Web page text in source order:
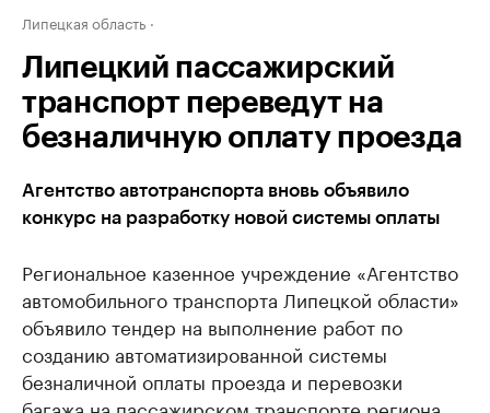
Липецкая область
Липецкий пассажирский
транспорт переведут на
безналичную оплату проезда
Агентство автотранспорта вновь объявило
конкурс на разработку новой системы оплаты
Региональное казенное учреждение «Агентство
автомобильного транспорта Липецкой области»
объявило тендер на выполнение работ по
созданию автоматизированной системы
безналичной оплаты проезда и перевозки